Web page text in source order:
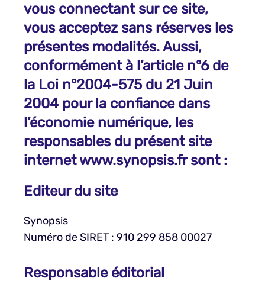
vous connectant sur ce site,
vous acceptez sans réserves les
présentes modalités. Aussi,
conformément à l’article n°6 de
la Loi n°2004-575 du 21 Juin
2004 pour la confiance dans
l’économie numérique, les
responsables du présent site
internet www.synopsis.fr sont :
Editeur du site
Synopsis
Numéro de SIRET : 910 299 858 00027
Responsable éditorial